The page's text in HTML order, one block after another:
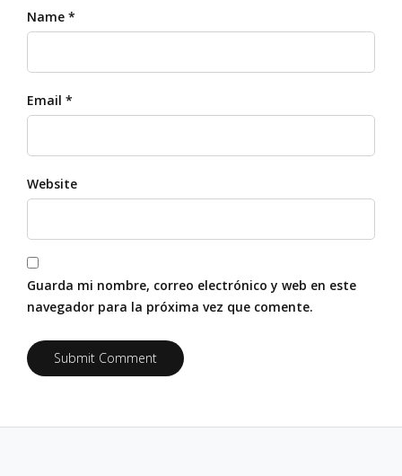
Name *
Email *
Website
Guarda mi nombre, correo electrónico y web en este
navegador para la próxima vez que comente.